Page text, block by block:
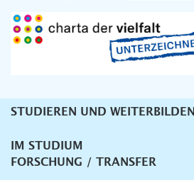
Unternavigation
STUDIEREN UND WEITERBILDEN
IM STUDIUM
FORSCHUNG / TRANSFER